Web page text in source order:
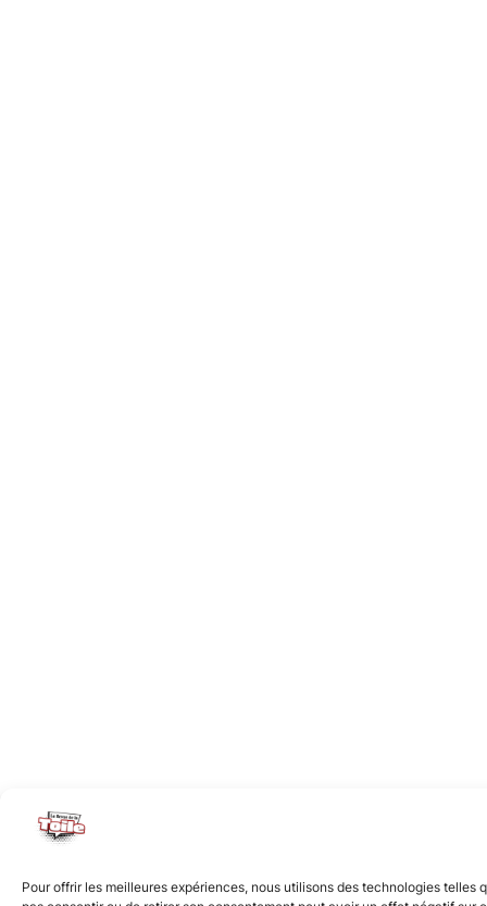
Pour offrir les meilleures expériences, nous utilisons des technologies